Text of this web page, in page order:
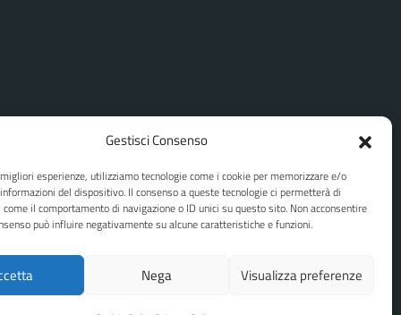
Gestisci Consenso
esperienze, utilizziamo tecnologie come i cookie per memorizzare e/o
del dispositivo. Il consenso a queste tecnologie ci permetterà di
il comportamento di navigazione o ID unici su questo sito. Non acconsentire
può influire negativamente su alcune caratteristiche e funzioni.
Nega Visualizza preferenze